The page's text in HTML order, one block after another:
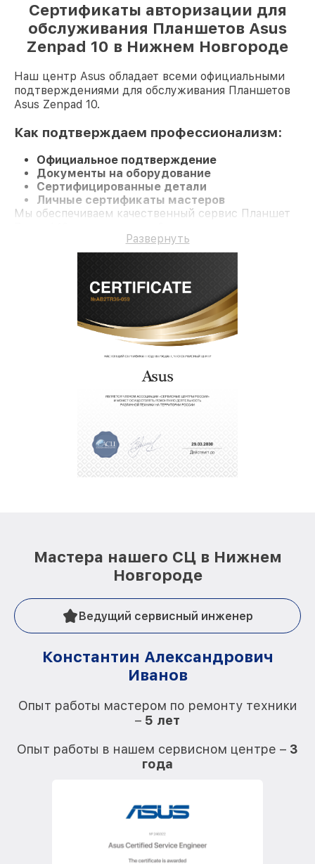
Сертификаты авторизации для
обслуживания Планшетов Asus
Zenpad 10 в Нижнем Новгороде
Наш центр Asus обладает всеми официальными
подтверждениями для обслуживания Планшетов
Asus Zenpad 10.
Как подтверждаем профессионализм:
Официальное подтверждение
Документы на оборудование
Сертифицированные детали
Личные сертификаты мастеров
Мы обеспечиваем качественный сервис Планшет
Развернуть
Мастера нашего СЦ в Нижнем
Новгороде
Ведущий сервисный инженер
Константин Александрович
Иванов
Опыт работы мастером по ремонту техники
– 5 лет
Опыт работы в нашем сервисном центре – 3
года